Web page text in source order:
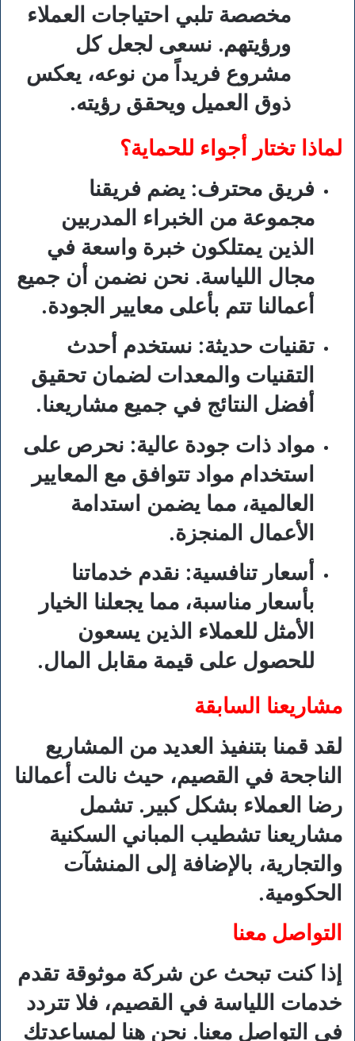
مخصصة تلبي احتياجات العملاء
ورؤيتهم. نسعى لجعل كل
مشروع فريداً من نوعه، يعكس
ذوق العميل ويحقق رؤيته.
لماذا تختار أجواء للحماية؟
فريق محترف: يضم فريقنا
مجموعة من الخبراء المدربين
الذين يمتلكون خبرة واسعة في
مجال اللياسة. نحن نضمن أن جميع
أعمالنا تتم بأعلى معايير الجودة.
تقنيات حديثة: نستخدم أحدث
التقنيات والمعدات لضمان تحقيق
أفضل النتائج في جميع مشاريعنا.
مواد ذات جودة عالية: نحرص على
استخدام مواد تتوافق مع المعايير
العالمية، مما يضمن استدامة
الأعمال المنجزة.
أسعار تنافسية: نقدم خدماتنا
بأسعار مناسبة، مما يجعلنا الخيار
الأمثل للعملاء الذين يسعون
للحصول على قيمة مقابل المال.
مشاريعنا السابقة
لقد قمنا بتنفيذ العديد من المشاريع
الناجحة في القصيم، حيث نالت أعمالنا
رضا العملاء بشكل كبير. تشمل
مشاريعنا تشطيب المباني السكنية
والتجارية، بالإضافة إلى المنشآت
الحكومية.
التواصل معنا
إذا كنت تبحث عن شركة موثوقة تقدم
خدمات اللياسة في القصيم، فلا تتردد
في التواصل معنا. نحن هنا لمساعدتك